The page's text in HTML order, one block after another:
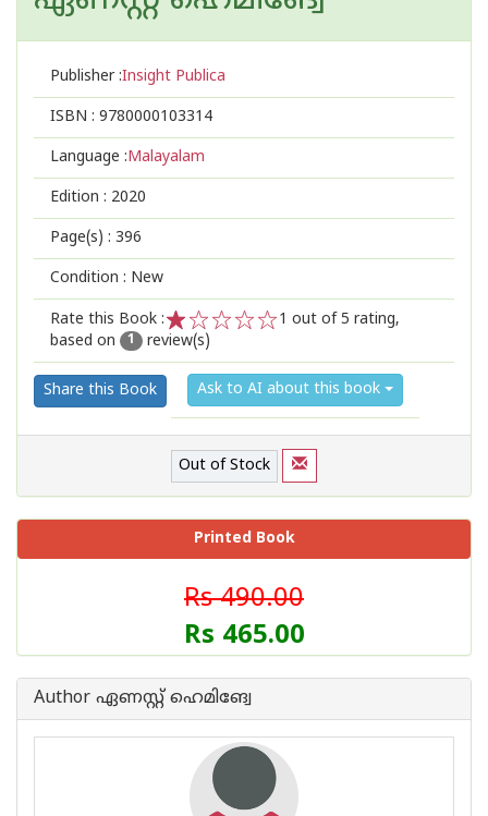
Publisher :Insight Publica
ISBN : 9780000103314
Language :Malayalam
Edition : 2020
Page(s) : 396
Condition : New
Rate this Book :
2
1
1 out of 5 rating,
based on
1 review(s)
Share this Book Ask to AI about this book
Out of Stock
Printed Book
Rs 490.00
Rs 465.00
Author ഏണസ്റ്റ് ഹെമിങ്വേ